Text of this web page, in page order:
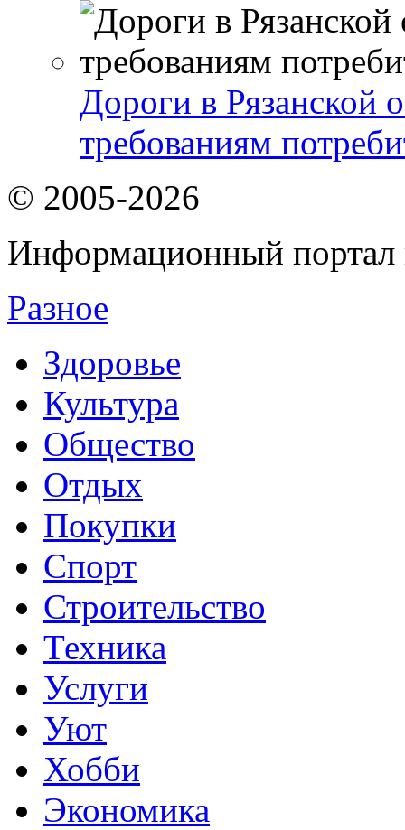
Дороги в Рязанской
требованиям
© 2005-2026
Информационный портал
Разное
Здоровье
Культура
Общество
Отдых
Покупки
Спорт
Строительство
Техника
Услуги
Уют
Хобби
Экономика